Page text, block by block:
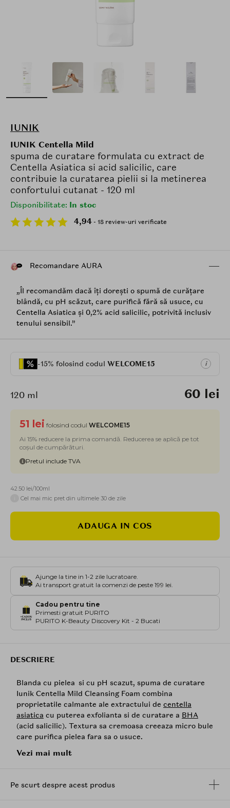
IUNIK
IUNIK Centella Mild
spuma de curatare formulata cu extract de
Centella Asiatica si acid salicilic, care
contribuie la curatarea pielii si la metinerea
confortului cutanat - 120 ml
Disponibilitate: In stoc
4,94 - 18 review-uri verificate
Recomandare AURA
„Îl recomandăm dacă îți dorești o spumă de curățare
blândă, cu pH scăzut, care purifică fără să usuce, cu
Centella Asiatica și 0,2% acid salicilic, potrivită inclusiv
tenului sensibil.”
-15% folosind codul WELCOME15 i
120 ml 60 lei
51 lei folosind codul WELCOME15
Ai 15% reducere la prima comandă. Reducerea se aplică pe tot
coșul de cumpărături.
Pretul include TVA
42.50 lei/100ml
Cel mai mic pret din ultimele 30 de zile
ADAUGA IN COS
Ajunge la tine in 1-2 zile lucratoare.
Ai transport gratuit la comenzi de peste 199 lei.
Cadou pentru tine
Primesti gratuit PURITO
PURITO K-Beauty Discovery Kit - 2 Bucati
DESCRIERE
Blanda cu pielea si cu pH scazut, spuma de curatare
Iunik Centella Mild Cleansing Foam combina
proprietatile calmante ale extractului de centella
asiatica cu puterea exfolianta si de curatare a BHA
(acid salicilic). Textura sa cremoasa creeaza micro bule
care purifica pielea fara sa o usuce.
Formula infuzata cu 49,9% extract de
mentinerea unei pieli curate si fara iritatii.
Vezi mai mult
Pe scurt despre acest produs